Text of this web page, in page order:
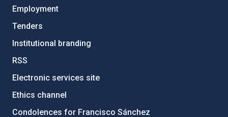
Employment
Tenders
Institutional branding
RSS
Electronic services site
Ethics channel
Condolences for Francisco Sánchez